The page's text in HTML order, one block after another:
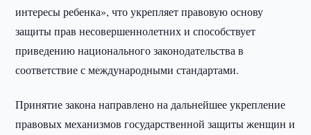
интересы ребенка», что укрепляет правовую основу
защиты прав несовершеннолетних и способствует
приведению национального законодательства в
соответствие с международными стандартами.
Принятие закона направлено на дальнейшее укрепление
правовых механизмов государственной защиты женщин и